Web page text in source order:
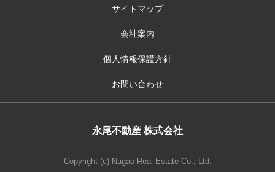
サイトマップ
会社案内
個人情報保護方針
お問い合わせ
永尾不動産 株式会社
Copyright (c) Nagao Real Estate Co., Ltd.